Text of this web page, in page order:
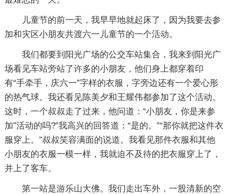
儿童节的前一天，我早早地就起床了，因为我要去参
加和灾区小朋友共渡六一儿童节的一个活动。
我们都要到阳光广场的公交车站集合，我来到阳光广
场看见车站旁站了许多的小朋友，他们身上都穿着印
有“手牵手，庆六一”字样的衣服，字旁边还有一个爱心形
的热气球。我还看见陈美夕和王耀伟都参加了这个活动。
这时，一个叔叔走了过来，他问道：“小朋友，你是来参
加”活动的吗?”我高兴的回答道：“是的。”“那你就把这件衣
服穿上。”叔叔笑容满面的说道。我看见那件衣服和其他
小朋友的衣服一模一样，我就迫不及待的把衣服穿上了，
并上了客车。
第一站是游乐山大佛。我们走出车外，一股清新的空